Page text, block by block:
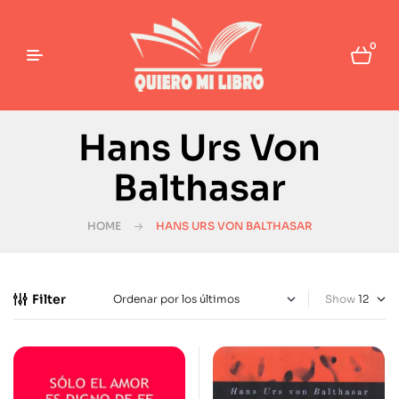
0
Hans Urs Von
Balthasar
HOME HANS URS VON BALTHASAR
Filter Show